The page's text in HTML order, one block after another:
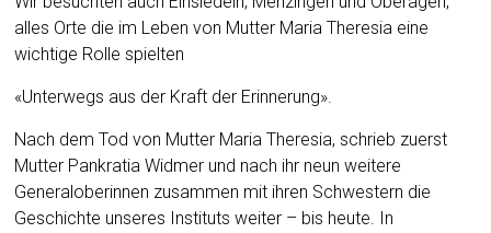
alles Orte die im Leben von Mutter Maria Theresia eine
wichtige Rolle spielten
«Unterwegs aus der Kraft der Erinnerung».
Nach dem Tod von Mutter Maria Theresia, schrieb zuerst
Mutter Pankratia Widmer und nach ihr neun weitere
Generaloberinnen zusammen mit ihren Schwestern die
Geschichte unseres Instituts weiter – bis heute. In